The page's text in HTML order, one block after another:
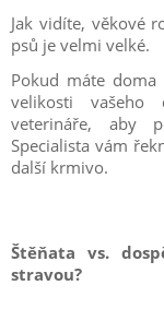
Jak vidíte, věkové
psů je velmi velké.
Pokud máte
velikosti vašeho
veterináře, aby
Specialista vám
další krmivo.
Štěňata vs.
stravou?